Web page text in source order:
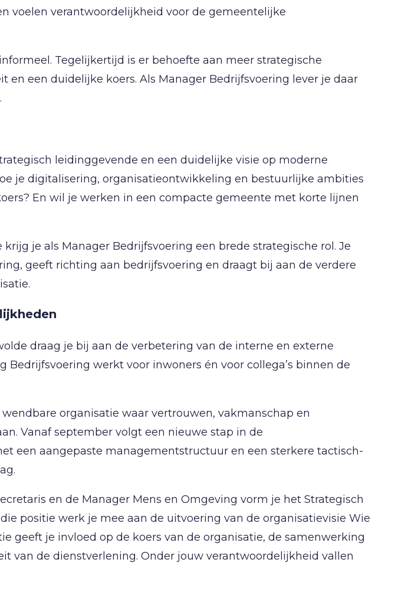
voelen verantwoordelijkheid voor de gemeentelijke
Tegelijkertijd is er behoefte aan meer strategische
en een duidelijke koers. Als Manager Bedrijfsvoering lever je daar
leidinggevende en een duidelijke visie op moderne
je digitalisering, organisatieontwikkeling en bestuurlijke ambities
En wil je werken in een compacte gemeente met korte lijnen
je als Manager Bedrijfsvoering een brede strategische rol. Je
geeft richting aan bedrijfsvoering en draagt bij aan de verdere
draag je bij aan de verbetering van de interne en externe
Bedrijfsvoering werkt voor inwoners én voor collega’s binnen de
organisatie waar vertrouwen, vakmanschap en
Vanaf september volgt een nieuwe stap in de
een aangepaste managementstructuur en een sterkere tactisch-
en de Manager Mens en Omgeving vorm je het Strategisch
positie werk je mee aan de uitvoering van de organisatievisie Wie
geeft je invloed op de koers van de organisatie, de samenwerking
van de dienstverlening. Onder jouw verantwoordelijkheid vallen